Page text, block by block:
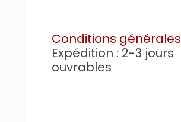
Conditions générales
Expédition : 2-3 jours
ouvrables